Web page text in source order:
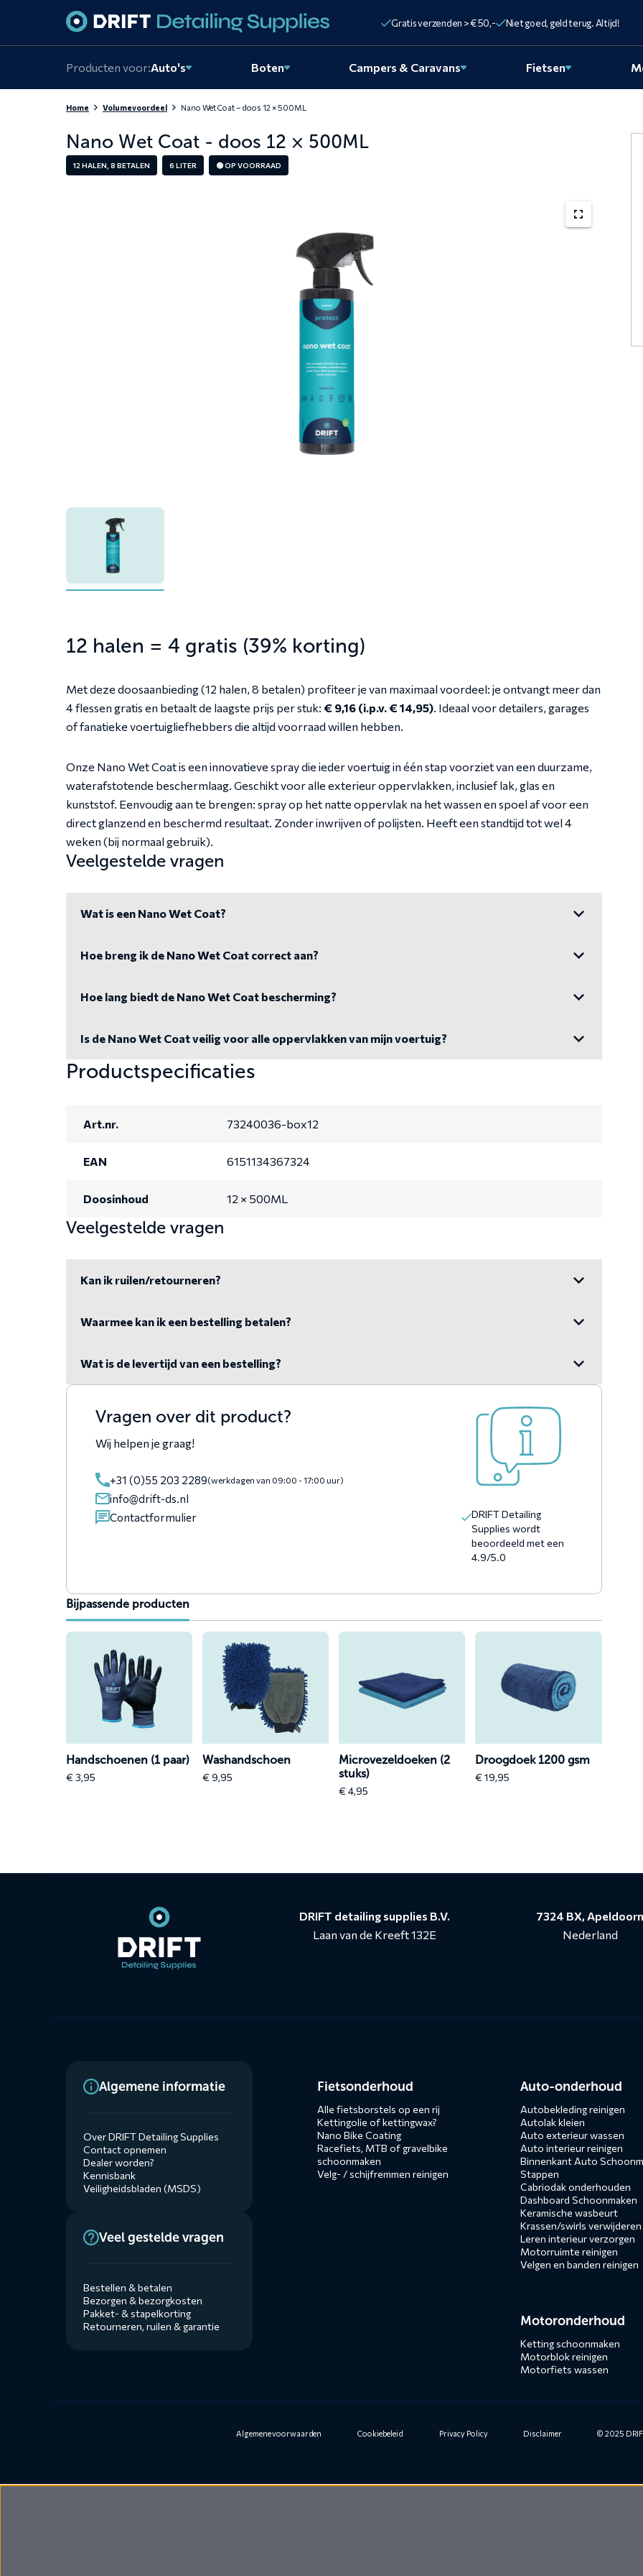
Gratis verzenden > € 50,- Niet goed, geld terug. Altijd!
Producten voor:Auto's Boten Campers & Caravans Fietsen
Home Volumevoordeel Nano Wet Coat – doos 12 × 500ML
Nano Wet Coat - doos 12 × 500ML
12 HALEN, 8 BETALEN 6 LITER 🟢 OP VOORRAAD
12 halen = 4 gratis (39% korting)
Met deze doosaanbieding (12 halen, 8 betalen) profiteer je van maximaal voordeel: je ontvangt meer dan
4 flessen gratis en betaalt de laagste prijs per stuk: € 9,16 (i.p.v. € 14,95). Ideaal voor detailers, garages
of fanatieke voertuigliefhebbers die altijd voorraad willen hebben.
Onze Nano Wet Coat is een innovatieve spray die ieder voertuig in één stap voorziet van een duurzame,
waterafstotende beschermlaag. Geschikt voor alle exterieur oppervlakken, inclusief lak, glas en
kunststof. Eenvoudig aan te brengen: spray op het natte oppervlak na het wassen en spoel af voor een
direct glanzend en beschermd resultaat. Zonder inwrijven of polijsten. Heeft een standtijd tot wel 4
weken (bij normaal gebruik).
Veelgestelde vragen
Wat is een Nano Wet Coat?
Hoe breng ik de Nano Wet Coat correct aan?
Hoe lang biedt de Nano Wet Coat bescherming?
Is de Nano Wet Coat veilig voor alle oppervlakken van mijn voertuig?
Productspecificaties
Art.nr. 73240036-box12
EAN 6151134367324
Doosinhoud 12 × 500ML
Veelgestelde vragen
Kan ik ruilen/retourneren?
Waarmee kan ik een bestelling betalen?
Wat is de levertijd van een bestelling?
Vragen over dit product?
Wij helpen je graag!
+31 (0)55 203 2289(werkdagen van 09:00 - 17:00 uur)
info@drift-ds.nl
Contactformulier
DRIFT Detailing
Supplies wordt
beoordeeld met een
4.9/5.0
Bijpassende producten
Lees
Handschoenen
Handschoenen (1 paar)
€3,95
Lees
meer
over
Washandschoen
Washandschoen
€9,95
Lees
over
Microvezeldoeken
Microvezeldoeken (2
stuks)
€4,95
Lees
Droogdoek
Droogdoek 1200 gsm
€19,95
DRIFT detailing supplies B.V.
Laan van de Kreeft 132E
7324 BX, Apeldoorn
Nederland
Algemene informatie
Over DRIFT Detailing Supplies
Contact opnemen
Dealer worden?
Kennisbank
Veiligheidsbladen (MSDS)
Veel gestelde vragen
Bestellen & betalen
Bezorgen & bezorgkosten
Pakket- & stapelkorting
Retourneren, ruilen & garantie
Fietsonderhoud
Alle fietsborstels op een rij
Kettingolie of kettingwax?
Nano Bike Coating
Racefiets, MTB of gravelbike
schoonmaken
Velg- / schijfremmen reinigen
Auto-onderhoud
Autobekleding reinigen
Autolak kleien
Auto exterieur wassen
Auto interieur reinigen
Binnenkant Auto
Stappen
Cabriodak onderhouden
Dashboard Schoonmaken
Keramische wasbeurt
Krassen/swirls verwijderen
Leren interieur verzorgen
Motorruimte reinigen
Velgen en banden reinigen
Motoronderhoud
Ketting schoonmaken
Motorblok reinigen
Motorfiets wassen
Algemene voorwaarden Cookiebeleid Privacy Policy Disclaimer © 2025